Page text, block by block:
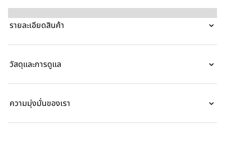
โซ่เส้นนี้สวมใส่ได้อย่างลงตัวกับแอคเซสเซอรี่อื่นๆ จากไลน์เดียวกัน
รายละเอียดสินค้า
วัสดุและการดูแล
ความมุ่งมั่นของเรา